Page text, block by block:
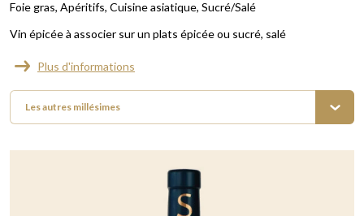
Foie gras Apéritifs Cuisine asiatique Sucré/Salé
Vin épicée à associer sur un plats épicée ou sucré, salé
Plus d'informations
Les autres millésimes